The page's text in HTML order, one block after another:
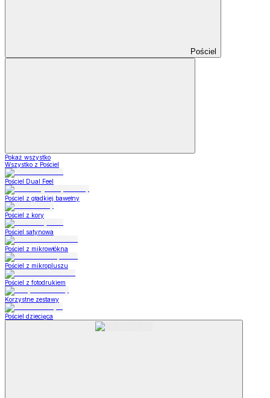
Pościel
Pokaż wszystko
Wszystko z Pościel
Pościel Dual Feel
Pościel z gładkiej bawełny
Pościel z kory
Pościel satynowa
Pościel z mikrowłókna
Pościel z mikropluszu
Pościel z fotodrukiem
Korzystne zestawy
Pościel dziecięca